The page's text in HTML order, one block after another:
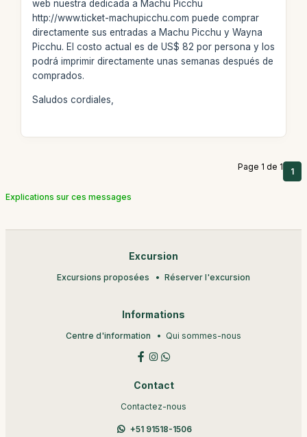
web nuestra dedicada a Machu Picchu
http://www.ticket-machupicchu.com puede comprar
directamente sus entradas a Machu Picchu y Wayna
Picchu. El costo actual es de US$ 82 por persona y los
podrá imprimir directamente unas semanas después de
comprados.
Saludos cordiales,
Page 1 de 1 1
Explications sur ces messages
Excursion
Excursions proposées Réserver l'excursion
Informations
Centre d'information Qui sommes-nous
Contact
Contactez-nous
+51 91518-1506